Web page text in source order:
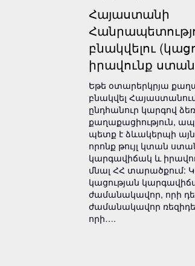
Հայաստանի
բնակվելու
իրավունք
Եթե օտարերկրյա
բնակվել
ընդհանուր կարգով
քաղաքացիություն,
պետք է ձևակերպի
որոնք թույլ կտան
կարգավիճակ և
մնալ ՀՀ տարածքում:
կացության
ժամանակավոր, որի
ժամանակավոր
որի….